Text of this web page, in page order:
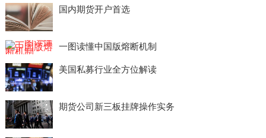
国内期货开户首选
一图读懂中国版熔断机制
美国私募行业全方位解读
期货公司新三板挂牌操作实务